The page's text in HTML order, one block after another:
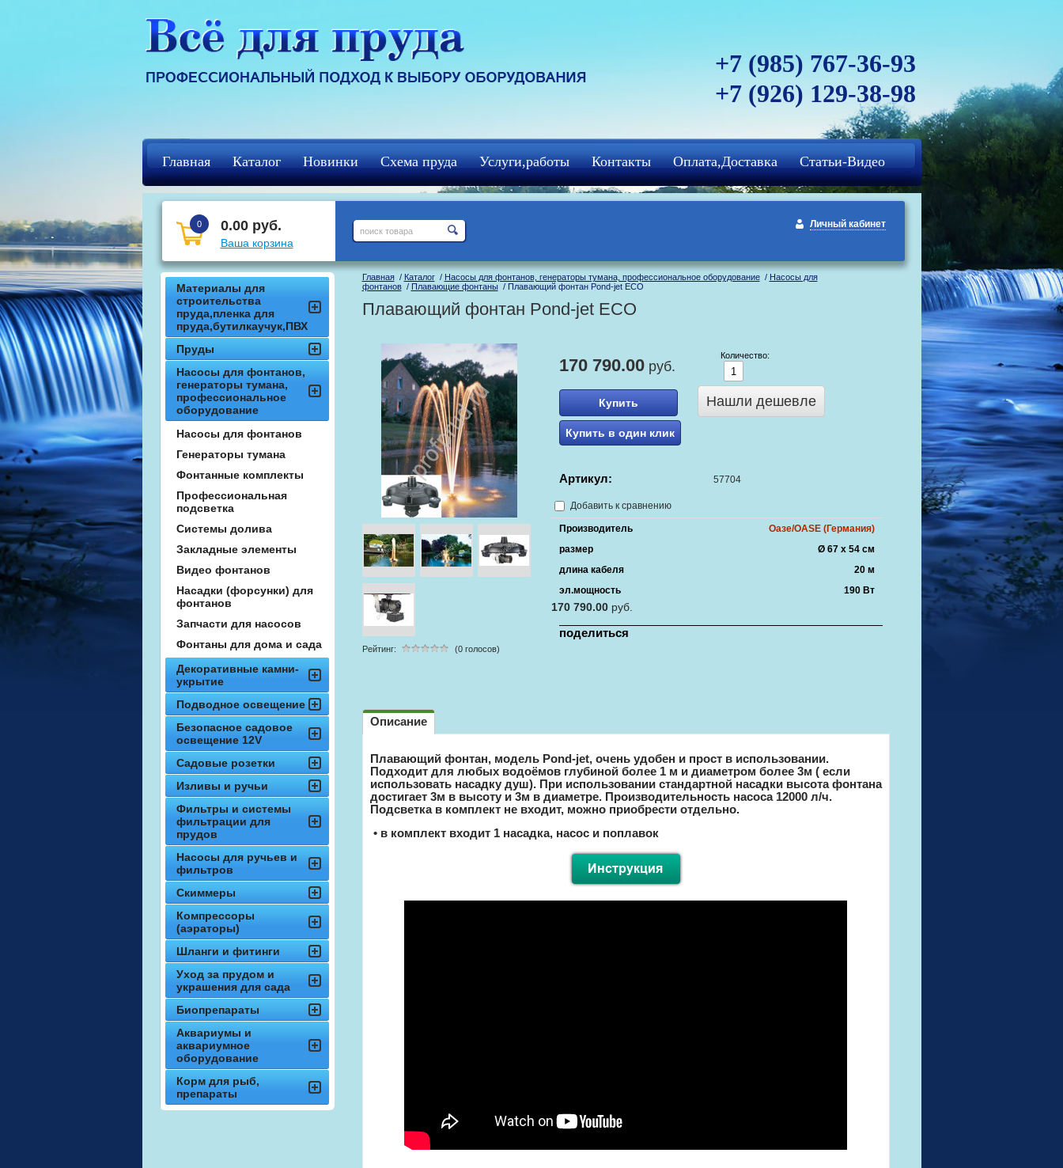
+7 (985) 767-36-93
+7 (926) 129-38-98
Главная Каталог Новинки Схема пруда Услуги,работы Контакты Оплата,Доставка Статьи-Видео
Регистрация кцф
0 0.00 руб.
Ваша корзина
Личный кабинет
Главная/ Каталог/ Насосы для фонтанов, генераторы тумана, профессиональное оборудование/ Насосы для
фонтанов/ Плавающие фонтаны/ Плавающий фонтан Pond-jet ECO
Плавающий фонтан Pond-jet ECO
Рейтинг: (0 голосов)
170 790.00руб.
Количество:
Купить Нашли дешевле
Купить в один клик
Артикул: 57704
Добавить к сравнению
Производитель
Оазе/OASE (Германия)
размер
Ø 67 х 54 см
длина кабеля
20 м
эл.мощность
190 Вт
170 790.00руб.
поделиться
Описание
Плавающий фонтан, модель Pond-jet, очень удобен и прост в использовании.
Подходит для любых водоёмов глубиной более 1 м и диаметром более 3м ( если
использовать насадку душ). При использовании стандартной насадки высота фонтана
достигает 3м в высоту и 3м в диаметре. Производительность насоса 12000 л/ч.
Подсветка в комплект не входит, можно приобрести отдельно.
• в комплект входит 1 насадка, насос и поплавок
Материалы для
строительства
пруда,пленка для
пруда,бутилкаучук,ПВХ
Пруды
Насосы для фонтанов,
генераторы тумана,
профессиональное
оборудование
Насосы для фонтанов
Генераторы тумана
Фонтанные комплекты
Профессиональная
подсветка
Системы долива
Закладные элементы
Видео фонтанов
Насадки (форсунки) для
фонтанов
Запчасти для насосов
Фонтаны для дома и сада
Декоративные камни-
укрытие
Подводное освещение
Безопасное садовое
освещение 12V
Садовые розетки
Изливы и ручьи
Фильтры и системы
фильтрации для
прудов
Насосы для ручьев и
фильтров
Скиммеры
Компрессоры
(аэраторы)
Шланги и фитинги
Уход за прудом и
украшения для сада
Биопрепараты
Аквариумы и
аквариумное
оборудование
Корм для рыб,
препараты